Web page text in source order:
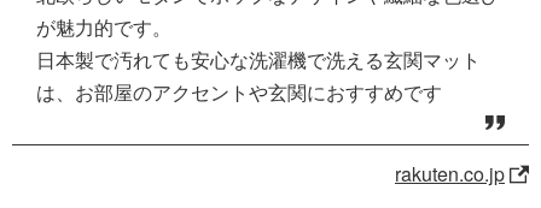
が魅力的です。
日本製で汚れても安心な洗濯機で洗える玄関マット
は、お部屋のアクセントや玄関におすすめです
rakuten.co.jp